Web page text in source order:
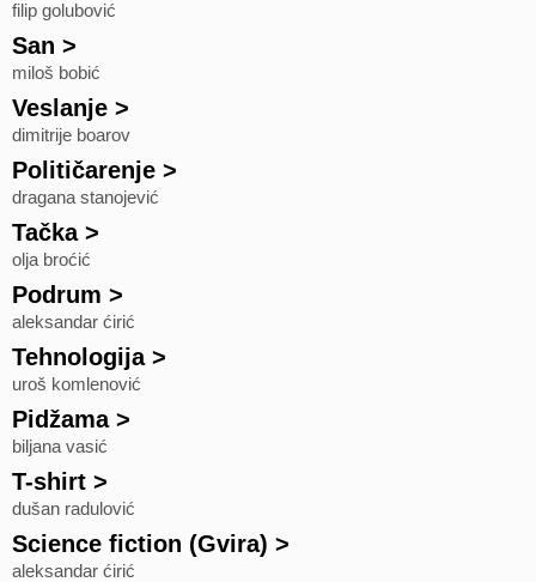
filip golubović
San >
miloš bobić
Veslanje >
dimitrije boarov
Političarenje >
dragana stanojević
Tačka>
olja broćić
Podrum >
aleksandar ćirić
Tehnologija>
uroš komlenović
Pidžama>
biljana vasić
T-shirt >
dušan radulović
Science fiction (Gvira) >
aleksandar ćirić